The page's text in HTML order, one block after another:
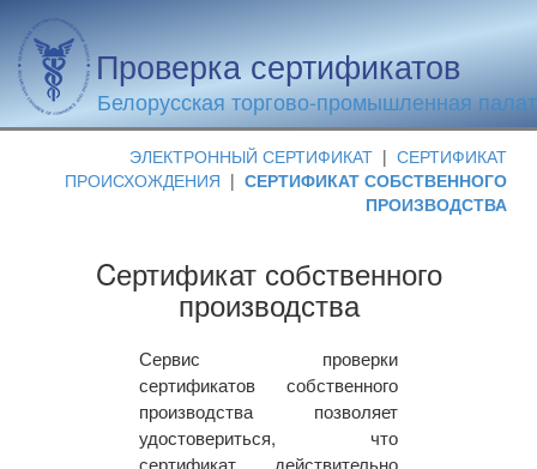
Проверка сертификатов
Белорусская торгово-промышленная
ЭЛЕКТРОННЫЙ СЕРТИФИКАТ | СЕРТИФИКАТ
ПРОИСХОЖДЕНИЯ | СЕРТИФИКАТ СОБСТВЕННОГО
ПРОИЗВОДСТВА
Cертификат собственного
производства
Сервис проверки
сертификатов собственного
производства позволяет
удостовериться, что
сертификат действительно